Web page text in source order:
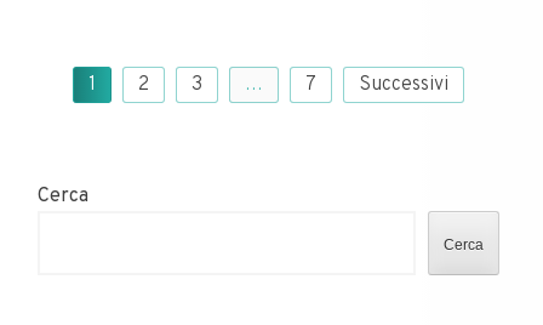
Paginazione
1 2 3 … 7 Successivi
Cerca
Cerca